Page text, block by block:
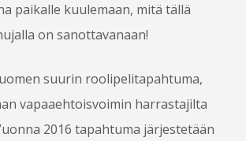
paikalle kuulemaan, mitä tällä
on sanottavanaan!
suurin roolipelitapahtuma,
vapaaehtoisvoimin harrastajilta
2016 tapahtuma järjestetään